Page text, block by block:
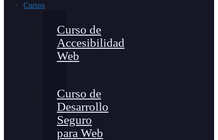
Cursos
Curso de
Accesibilidad
Web
Curso de
Desarrollo
Seguro
para Web